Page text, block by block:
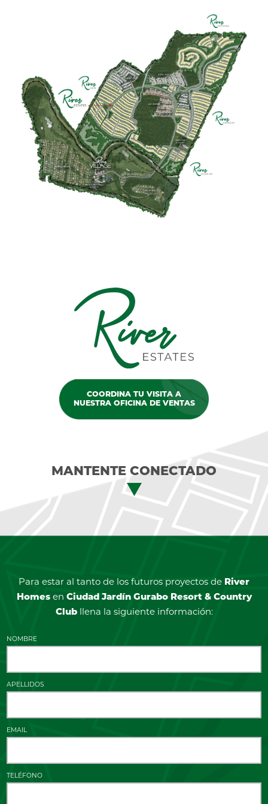
COORDINA TU VISITA A
NUESTRA OFICINA DE VENTAS
MANTENTE CONECTADO
Para estar al tanto de los futuros proyectos de River
Homesen Ciudad Jardín Gurabo Resort & Country
Club llena la siguiente información:
NOMBRE
APELLIDOS
EMAIL
TELÉFONO